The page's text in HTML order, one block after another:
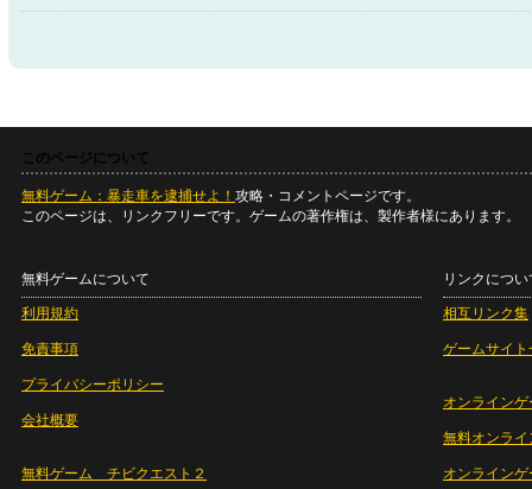
このページについて
無料ゲーム：暴走車を逮捕せよ！ 攻略・コメントページです。
このページは、リンクフリーです。ゲームの著作権は、製作者様にあります。
無料ゲームについて
利用規約
免責事項
プライバシーポリシー
会社概要
無料ゲーム チビクエスト２
リンクについ
相互リンク集
ゲームサイト
オンラインゲ
無料オンライ
オンライン